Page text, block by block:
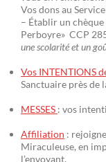
Vos dons au
– Établir un
Perboyre» CCP
une scolarité et un
Vos INTENTIONS
Sanctuaire près de
MESSES : vos
Affiliation :
Miraculeuse, en
l’envoyant.